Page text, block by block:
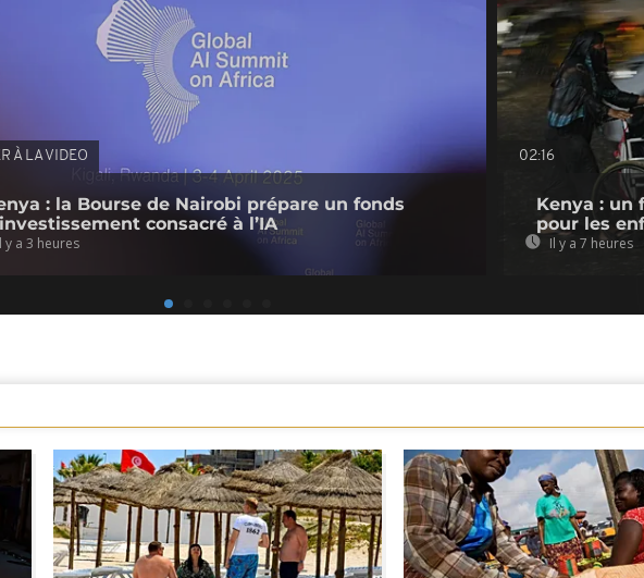
À LA VIDEO
: la Bourse de Nairobi prépare un fonds
consacré à l’IA
y a 3 heures
02:16
Kenya : un
pour les
Il y a 7 heures